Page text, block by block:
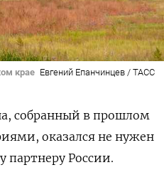
крае Евгений Епанчинцев / ТАСС
собранный в прошлом
оказался не нужен
партнеру России.